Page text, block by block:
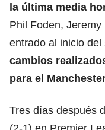
la última media
Phil Foden, Jeremy
entrado al inicio del
cambios
para el
Tres días después